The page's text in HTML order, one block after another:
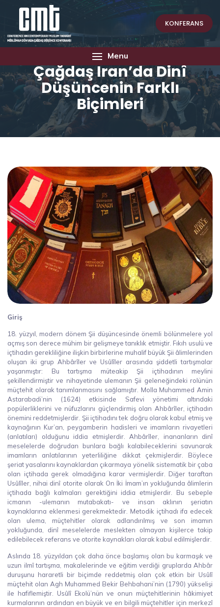
KONFERANS
Menu
Çağdaş İran’da Dinî
Düşüncenin Farklı
Biçimleri
Giriş
18. yüzyıl, modern dönem Şii düşüncesinde önemli bölünmelere yol
açmış son derece mühim bir gelişmeye tanıklık etmiştir. Fıkıh usulü ve
içtihadın gerekliliğine ilişkin birbirlerine muhalif büyük Şii âlimlerinden
oluşan iki grup Ahbârîler ve Usûlîler arasında şiddetli tartışmalar
yaşanmıştır: Bu tartışma müteakip Şii içtihadının meylini
şekillendirmiştir ve nihayetinde ulemanın Şii geleneğindeki rolünün
müçtehit olarak tanımlanmasını sağlamıştır. Molla Muhammed Amin
Astarabadi’nin (1624) etkisinde Safevi yönetimi altındaki
popülerliklerini ve nüfuzlarını güçlendirmiş olan Ahbârîler, içtihadın
önemini reddetmişlerdir. Şii içtihadını tek doğru olarak kabul etmiş ve
kaynağının Kur’an, peygamberin hadisleri ve imamların rivayetleri
(anlatıları) olduğunu iddia etmişlerdir. Ahbârîler, inananların dinî
meselelerde doğrudan bunlara bağlı kalabileceklerini savunarak
imamların anlatılarının yeterliliğine dikkat çekmişlerdir. Böylece
şeriat yasalarını kaynaklardan çıkarmaya yönelik sistematik bir çaba
olan içtihada gerek olmadığına karar vermişlerdir. Diğer taraftan
Usûlîler, nihai dinî otorite olarak On İki İmam’ın yokluğunda âlimlerin
içtihada bağlı kalmaları gerektiğini iddia etmişlerdir. Bu sebeple
icmanın -ulemanın mutabakatı- ve insan aklının şeriatın
kaynaklarına eklenmesi gerekmektedir. Metodik içtihadı ifa edecek
olan ulema, müçtehitler olarak adlandırılmış ve son imamın
yokluğunda, dinî meselelerde meslekten olmayan kişilerce takip
edilebilecek referans ve otorite kaynakları olarak kabul edilmişlerdir.
Aslında 18. yüzyıldan çok daha önce başlamış olan bu karmaşık ve
uzun ilmî tartışma, makalelerinde ve eğitim verdiği gruplarda Ahbâr
duruşunu hararetli bir biçimde reddetmiş olan çok etkin bir Usûlî
müçtehit olan Agh Muhammed Bekir Behbahani’nin (1790) yükselişi
ile hafiflemiştir. Usûlî Ekolü’nün ve onun müçtehitlerinin hâkimiyet
kurmalarının ardından en büyük ve en bilgili müçtehitler için merkezî